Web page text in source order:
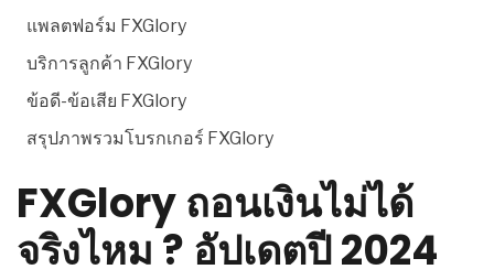
แพลตฟอร์ม FXGlory
บริการลูกค้า FXGlory
ข้อดี-ข้อเสีย FXGlory
สรุปภาพรวมโบรกเกอร์ FXGlory
FXGlory ถอนเงินไม่ได้
จริงไหม ? อัปเดตปี 2024